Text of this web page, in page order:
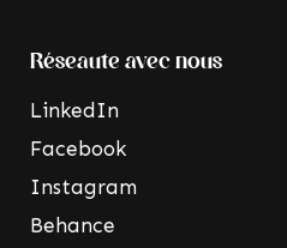
Réseaute avec nous
LinkedIn
Facebook
Instagram
Behance